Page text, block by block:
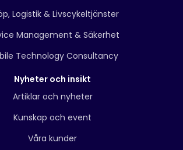
Logistik & Livscykeltjänster
Management & Säkerhet
Technology Consultancy
Nyheter och insikt
Artiklar och nyheter
Kunskap och event
Våra kunder